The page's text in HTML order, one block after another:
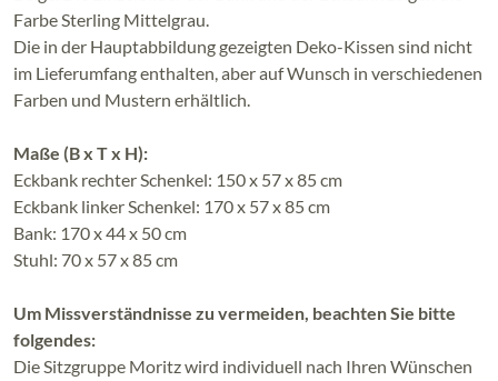
Farbe Sterling Mittelgrau.
Die in der Hauptabbildung gezeigten Deko-Kissen sind nicht
im Lieferumfang enthalten, aber auf Wunsch in verschiedenen
Farben und Mustern erhältlich.
Maße (B x T x H):
Eckbank rechter Schenkel: 150 x 57 x 85 cm
Eckbank linker Schenkel: 170 x 57 x 85 cm
Bank: 170 x 44 x 50 cm
Stuhl: 70 x 57 x 85 cm
Um Missverständnisse zu vermeiden, beachten Sie bitte
folgendes:
Die Sitzgruppe Moritz wird individuell nach Ihren Wünschen